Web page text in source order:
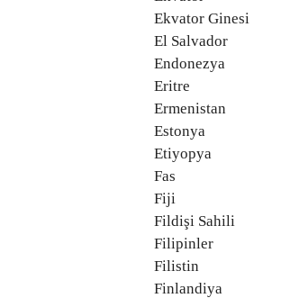
Ekvator Ginesi
El Salvador
Endonezya
Eritre
Ermenistan
Estonya
Etiyopya
Fas
Fiji
Fildişi Sahili
Filipinler
Filistin
Finlandiya